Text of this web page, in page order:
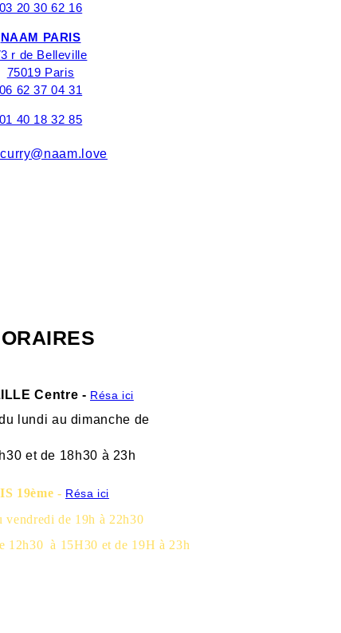
03 20 30 62 16
NAAM PARIS
r de Belleville
75019 Paris
06 62 37 04 31
01 40 18 32 85
Centre - Résa ici
lundi au dimanche de
et de 18h30 à 23h
19ème - Résa ici
vendredi de 19h à 22h30
12h30 à 15H30 et de 19H à 23h